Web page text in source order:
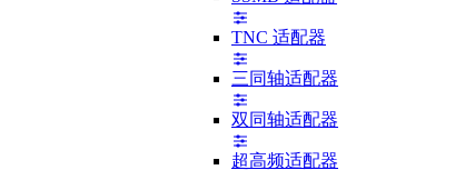
TNC 适配器
三同轴适配器
双同轴适配器
超高频适配器